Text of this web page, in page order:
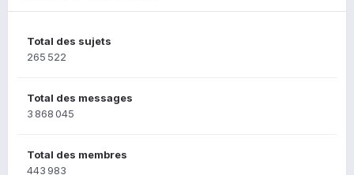
Total des sujets
265 522
Total des messages
3 868 045
Total des membres
443 983